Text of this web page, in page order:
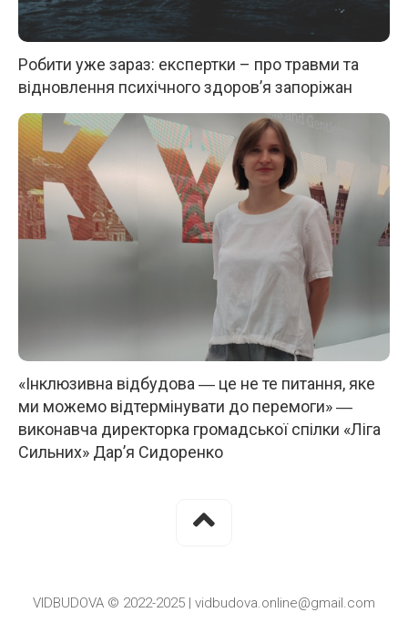
Робити уже зараз: експертки – про травми та
відновлення психічного здоров’я запоріжан
«Інклюзивна відбудова ― це не те питання, яке
ми можемо відтермінувати до перемоги» ―
виконавча директорка громадської спілки «Ліга
Сильних» Дар’я Сидоренко
VIDBUDOVA © 2022-2025 | vidbudova.online@gmail.com